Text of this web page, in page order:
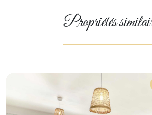
Propriétés